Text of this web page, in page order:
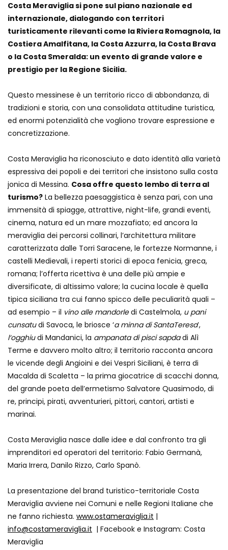
Costa Meraviglia si pone sul piano nazionale ed
internazionale, dialogando con territori
turisticamente rilevanti come la Riviera Romagnola, la
Costiera Amalfitana, la Costa Azzurra, la Costa Brava
o la Costa Smeralda: un evento di grande valore e
prestigio per la Regione Sicilia.
Questo messinese è un territorio ricco di abbondanza, di
tradizioni e storia, con una consolidata attitudine turistica,
ed enormi potenzialità che vogliono trovare espressione e
concretizzazione.
Costa Meraviglia ha riconosciuto e dato identità alla varietà
espressiva dei popoli e dei territori che insistono sulla costa
jonica di Messina. Cosa offre questo lembo di terra al
turismo? La bellezza paesaggistica è senza pari, con una
immensità di spiagge, attrattive, night-life, grandi eventi,
cinema, natura ed un mare mozzafiato; ed ancora la
meraviglia dei percorsi collinari, l’architettura militare
caratterizzata dalle Torri Saracene, le fortezze Normanne, i
castelli Medievali, i reperti storici di epoca fenicia, greca,
romana; l’offerta ricettiva è una delle più ampie e
diversificate, di altissimo valore; la cucina locale è quella
tipica siciliana tra cui fanno spicco delle peculiarità quali –
ad esempio – il vino alle mandorledi Castelmola, u pani
cunsatudi Savoca, le briosce ‘a minna di SantaTeresa’,
l‘ogghiudi Mandanici, la ampanata di pisci sapdadi Alì
Terme e davvero molto altro; il territorio racconta ancora
le vicende degli Angioini e dei Vespri Siciliani, è terra di
Macalda di Scaletta – la prima giocatrice di scacchi donna,
del grande poeta dell’ermetismo Salvatore Quasimodo, di
re, principi, pirati, avventurieri, pittori, cantori, artisti e
marinai.
Costa Meraviglia nasce dalle idee e dal confronto tra gli
imprenditori ed operatori del territorio: Fabio Germanà,
Maria Irrera, Danilo Rizzo, Carlo Spanò.
La presentazione del brand turistico-territoriale Costa
Meraviglia avviene nei Comuni e nelle Regioni Italiane che
ne fanno richiesta. www.ostameraviglia.it |
info@costameraviglia.it | Facebook e Instagram: Costa
Meraviglia